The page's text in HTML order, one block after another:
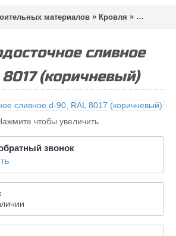
материалов » Кровля »
сливное
(коричневый)
чтобы увеличить
звонок